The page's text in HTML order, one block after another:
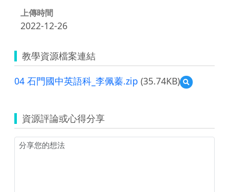
上傳時間
2022-12-26
教學資源檔案連結
04 石門國中英語科_李佩蓁.zip (35.74KB)
預
覽
國
中
資源評論或心得分享